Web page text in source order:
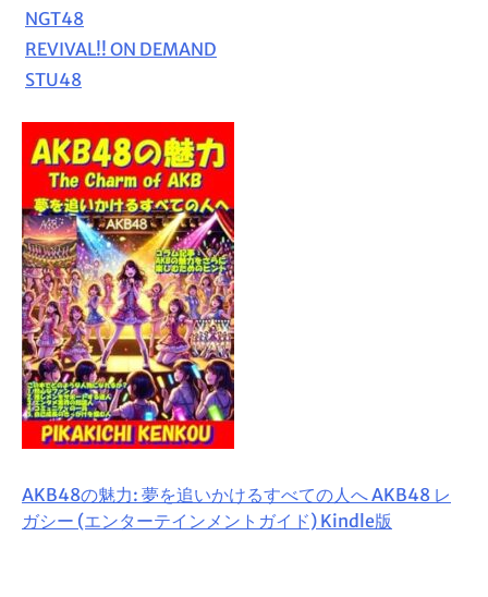
NGT48
REVIVAL!! ON DEMAND
STU48
AKB48の魅力: 夢を追いかけるすべての人へ AKB48 レ
ガシー (エンターテインメントガイド) Kindle版